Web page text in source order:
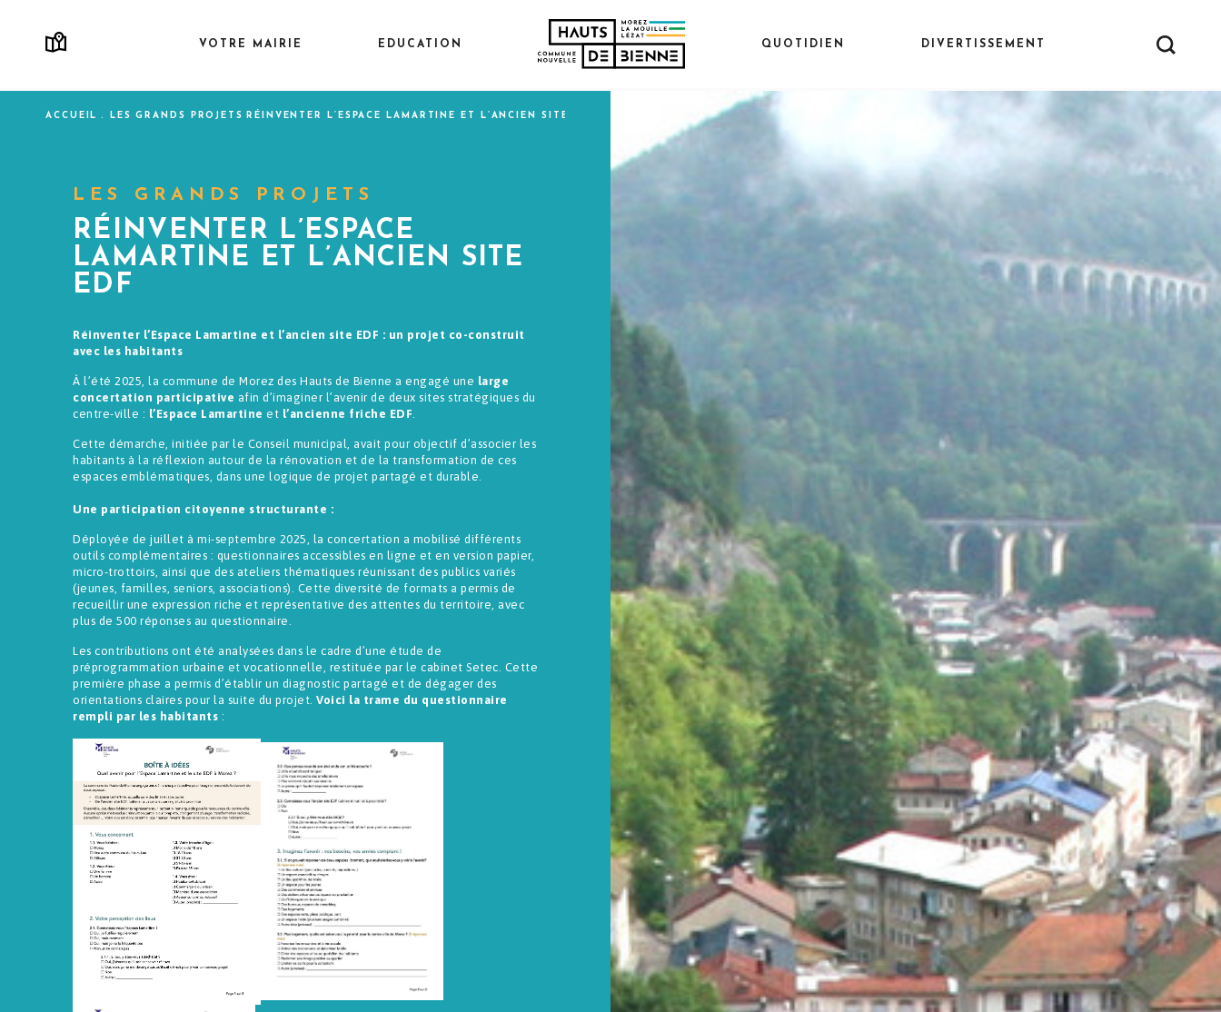
principalprincipale
VOTRE MAIRIE EDUCATION QUOTIDIEN DIVERTISSEMENT
ACCUEIL LES GRANDS PROJETS RÉINVENTER L’ESPACE LAMARTINE ET L’ANCIEN SITE EDF
LES GRANDS PROJETS
RÉINVENTER L’ESPACE
LAMARTINE ET L’ANCIEN SITE
EDF
Réinventer l’Espace Lamartine et l’ancien site EDF : un projet co-construit
avec les habitants
À l’été 2025, la commune de Morez des Hauts de Bienne a engagé une large
concertation participative afin d’imaginer l’avenir de deux sites stratégiques du
centre-ville : l’Espace Lamartine et l’ancienne friche EDF.
Cette démarche, initiée par le Conseil municipal, avait pour objectif d’associer les
habitants à la réflexion autour de la rénovation et de la transformation de ces
espaces emblématiques, dans une logique de projet partagé et durable.
Une participation citoyenne structurante :
Déployée de juillet à mi-septembre 2025, la concertation a mobilisé différents
outils complémentaires : questionnaires accessibles en ligne et en version papier,
micro-trottoirs, ainsi que des ateliers thématiques réunissant des publics variés
(jeunes, familles, seniors, associations). Cette diversité de formats a permis de
recueillir une expression riche et représentative des attentes du territoire, avec
plus de 500 réponses au questionnaire.
Les contributions ont été analysées dans le cadre d’une étude de
préprogrammation urbaine et vocationnelle, restituée par le cabinet Setec. Cette
première phase a permis d’établir un diagnostic partagé et de dégager des
orientations claires pour la suite du projet. Voici la trame du questionnaire
rempli par les habitants :